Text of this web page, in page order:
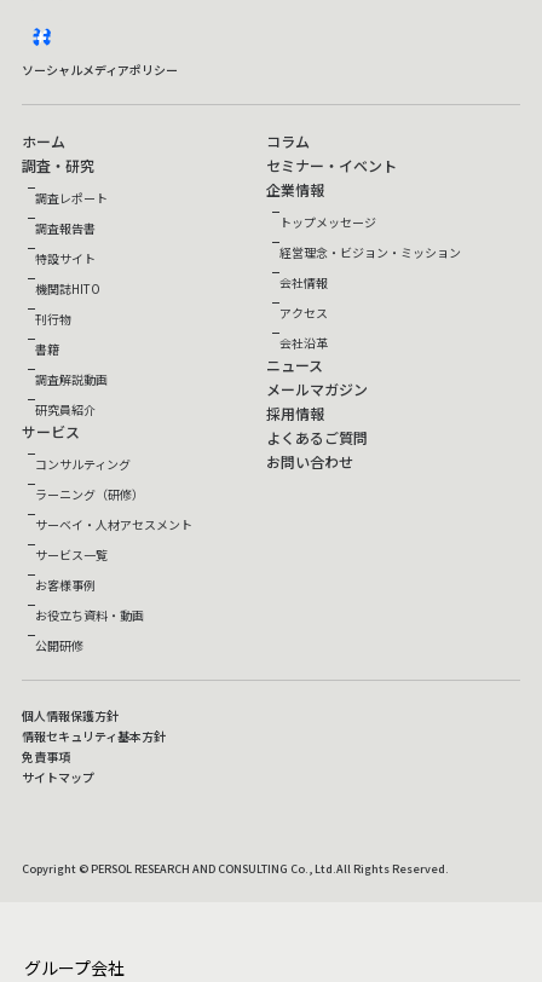
ソーシャルメディアポリシー
ホーム
調査・研究
調査レポート
調査報告書
特設サイト
機関誌HITO
刊行物
書籍
調査解説動画
研究員紹介
サービス
コンサルティング
ラーニング（研修）
サーベイ・人材アセスメント
サービス一覧
お客様事例
お役立ち資料・動画
公開研修
コラム
セミナー・イベント
企業情報
トップメッセージ
経営理念・ビジョン・ミッション
会社情報
アクセス
会社沿革
ニュース
メールマガジン
採用情報
よくあるご質問
お問い合わせ
Copyright © PERSOL RESEARCH AND CONSULTING Co., Ltd.All Rights Reserved.
個人情報保護方針
情報セキュリティ基本方針
免責事項
サイトマップ
グループ会社